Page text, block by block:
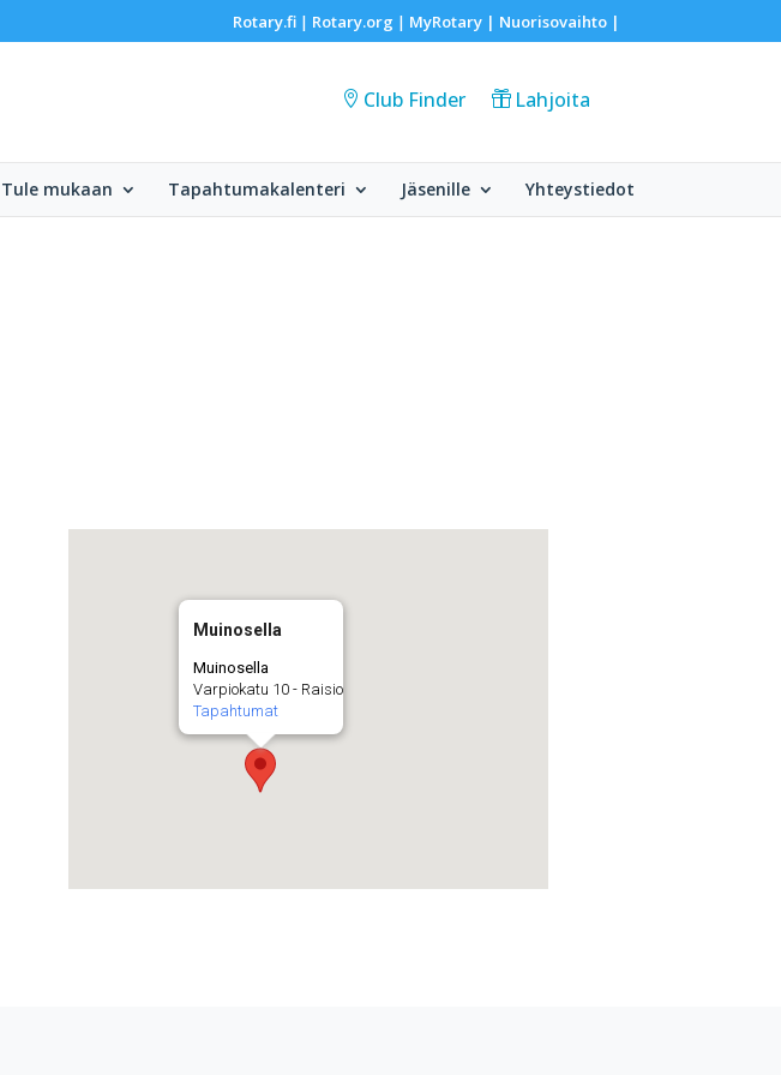
Rotary.fi| Rotary.org | MyRotary | Nuorisovaihto|
Club Finder Lahjoita
Tule mukaan Tapahtumakalenteri Jäsenille Yhteystiedot
Muinosella
Muinosella
Varpiokatu 10 - Raisio
Tapahtumat